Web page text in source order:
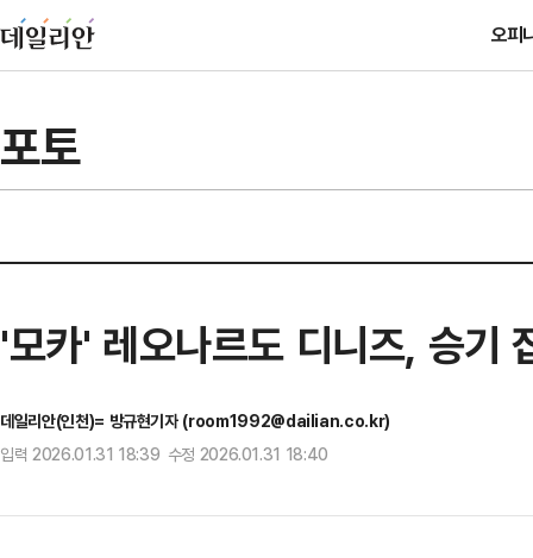
오피
포토
'모카' 레오나르도 디니즈, 승기
데일리안(인천)= 방규현기자 (room1992@dailian.co.kr)
입력 2026.01.31 18:39 수정 2026.01.31 18:40